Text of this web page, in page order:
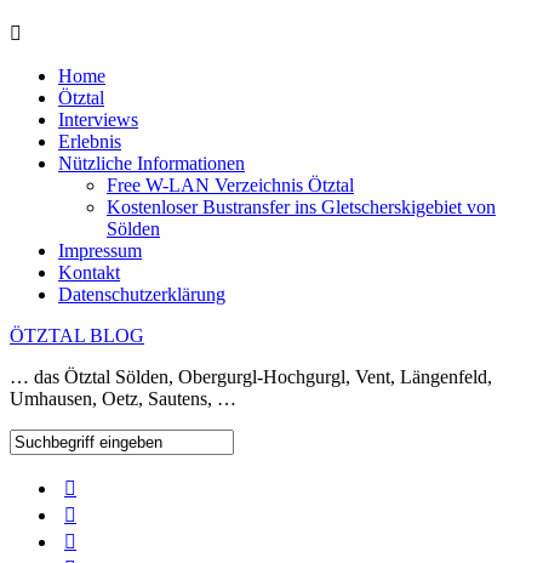
Home
Ötztal
Interviews
Erlebnis
Nützliche Informationen
Free W-LAN Verzeichnis Ötztal
Kostenloser Bustransfer ins Gletscherskigebiet von
Sölden
Impressum
Kontakt
Datenschutzerklärung
ÖTZTAL BLOG
… das Ötztal Sölden, Obergurgl-Hochgurgl, Vent, Längenfeld,
Umhausen, Oetz, Sautens, …